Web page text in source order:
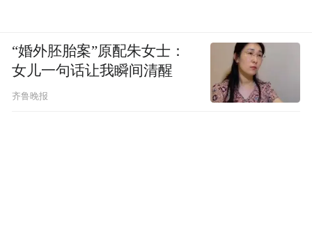
“婚外胚胎案”原配朱女士：
女儿一句话让我瞬间清醒
齐鲁晚报